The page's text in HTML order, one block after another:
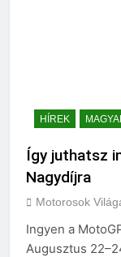
HÍREK
Így juthatsz
Nagydíjra
Motorosok
Ingyen a
Augusztus